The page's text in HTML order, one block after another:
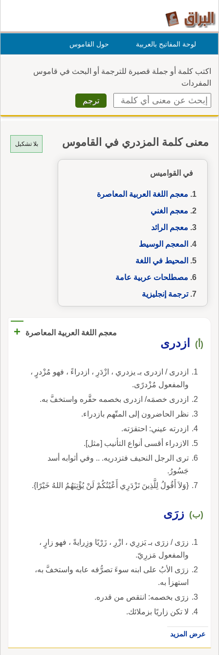
لوحة المفاتيح بالعربية حول القاموس
اكتب كلمة أو جملة قصيرة للترجمة أو البحث في قاموس
المفردات
بلا تشكيل معنى كلمة المزدري في القاموس
في القواميس
معجم اللغة العربية المعاصرة
معجم الغني
معجم الرائد
المعجم الوسيط
المحيط في اللغة
مصطلحات عربية عامة
ترجمة إنجليزية
معجم اللغة العربية المعاصرة +
(أ) ازدرى
ازدرى / ازدرى بـ يزدري ، ازْدَرِ ، ازدراءً ، فهو مُزْدرٍ ،
والمفعول مُزْدرًى.
ازدرى خصمَه/ ازدرى بخصمه حقَّره واستخفَّ به.
نظر الحاضرون إلى المتّهم بازدراء.
ازدرته عيني: احتقرَته.
الازدراء أقسى أنواع التأنيب [مثل].
ترى الرجل النحيف فتزدريه. .. وفي أثوابه أسد
جَسُورُ.
{وَلاَ أَقُولُ لِلَّذِينَ تَزْدَرِي أَعْيُنُكُمْ لَنْ يُؤْتِيَهُمُ اللهُ خَيْرًا}.
(ب) زرَى
زرَى / زرَى بـ يَزرِي ، ازْرِ ، زَرْيًا وزِرايةً ، فهو زارٍ ،
والمفعول مَزرِيّ.
زرَى الأبُ على ابنه سوءَ تصرُّفه عابه واستخفَّ به،
استهزأ به.
زرَى بخصمه: انتقص من قدره.
لا تكن زاريًا بزملائك.
عرض المزيد